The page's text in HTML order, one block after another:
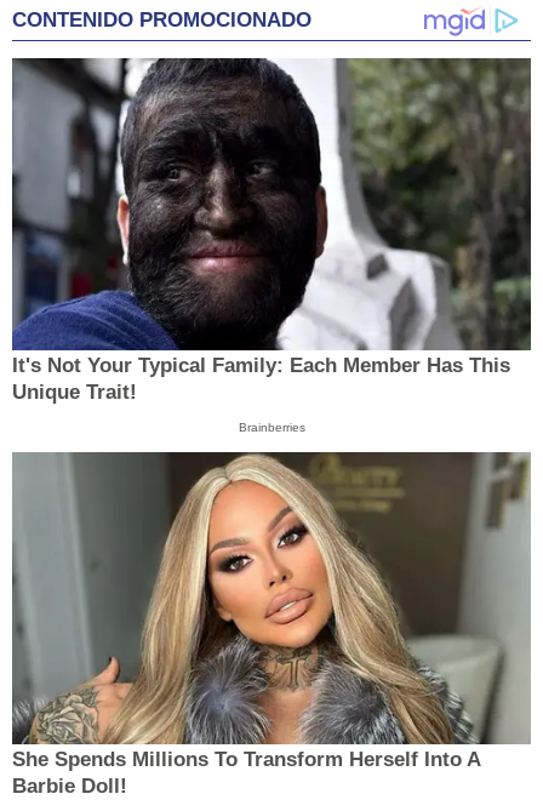
CONTENIDO PROMOCIONADO
It's Not Your Typical Family: Each Member Has This
Unique Trait!
Brainberries
She Spends Millions To Transform Herself Into A
Barbie Doll!